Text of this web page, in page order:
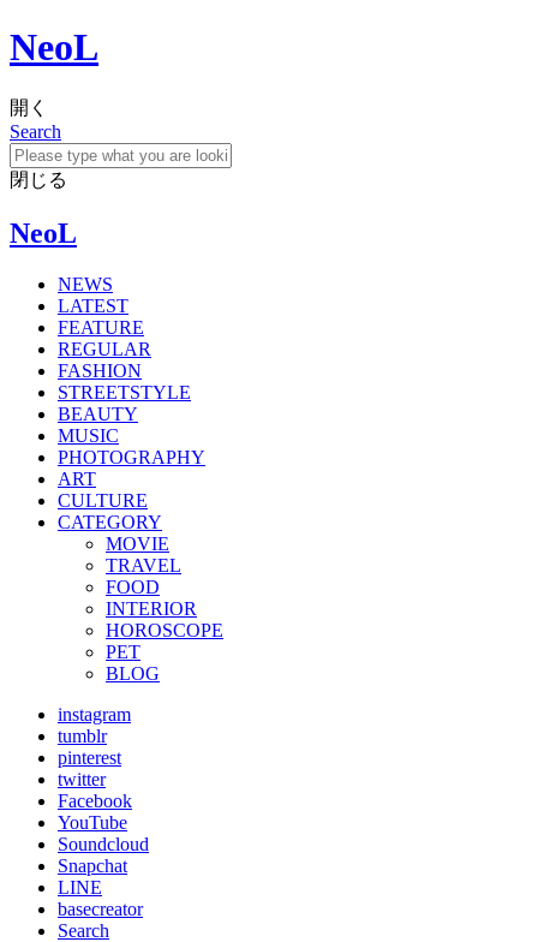
NeoL
開く
Search
閉じる
NeoL
NEWS
LATEST
FEATURE
REGULAR
FASHION
STREETSTYLE
BEAUTY
MUSIC
PHOTOGRAPHY
ART
CULTURE
CATEGORY
MOVIE
TRAVEL
FOOD
INTERIOR
HOROSCOPE
PET
BLOG
instagram
tumblr
pinterest
twitter
Facebook
YouTube
Soundcloud
Snapchat
LINE
basecreator
Search